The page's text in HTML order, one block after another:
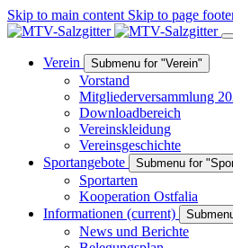
Skip to main content Skip to page
Verein Submenu for "Verein"
Vor​stand
Mitgliederversammlung
Downloadbereich
Vereins​kleidung
Vereins​geschichte
Sportangebote
Submenu for
Sportarten
Kooperation Ostfalia
Informationen (current)
News und Berichte